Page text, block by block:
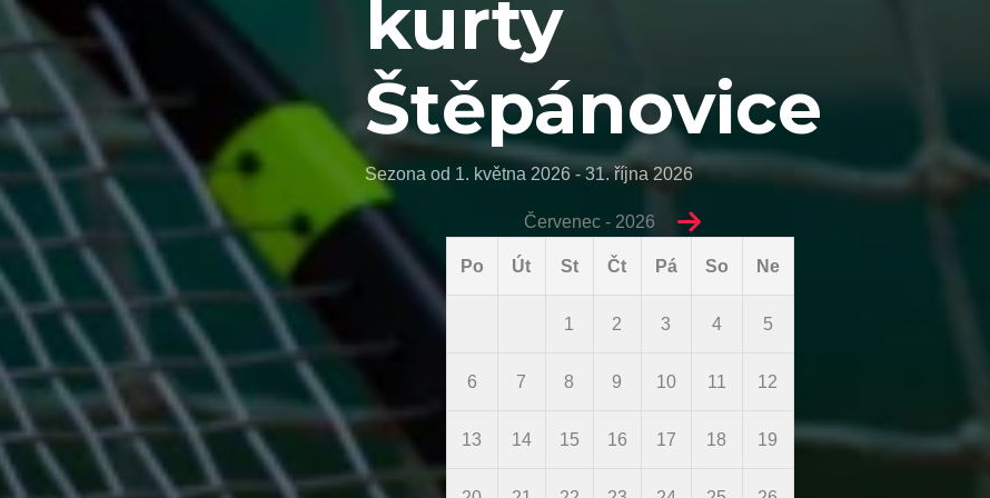
kurty
Štěpánovice
Sezona od 1. května 2026 - 31. října 2026
Červenec - 2026
Po Út St Čt Pá So Ne
1 2 3 4 5
6 7 8 9 10 11 12
13 14 15 16 17 18 19